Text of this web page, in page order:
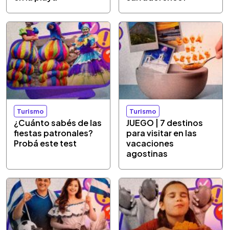
Turismo
¿Cuánto sabés de las
fiestas patronales?
Probá este test
Turismo
JUEGO | 7 destinos
para visitar en las
vacaciones
agostinas